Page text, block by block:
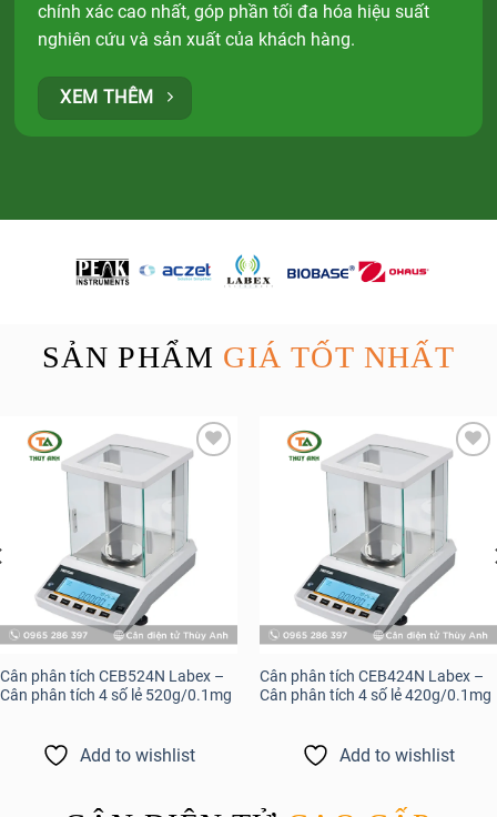
chính xác cao nhất, góp phần tối đa hóa hiệu suất
nghiên cứu và sản xuất của khách hàng.
XEM THÊM
SẢN PHẨM GIÁ TỐT NHẤT
Cân phân tích CEB524N Labex –
Cân phân tích 4 số lẻ 520g/0.1mg
Add to wishlist
Cân phân tích CEB424N Labex –
Cân phân tích 4 số lẻ 420g/0.1mg
Add to wishlist